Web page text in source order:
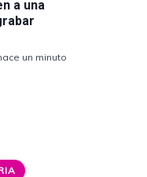
a una
un minuto